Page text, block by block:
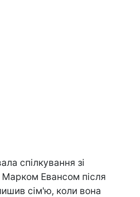
спілкування зі
Марком Евансом після
сім'ю, коли вона